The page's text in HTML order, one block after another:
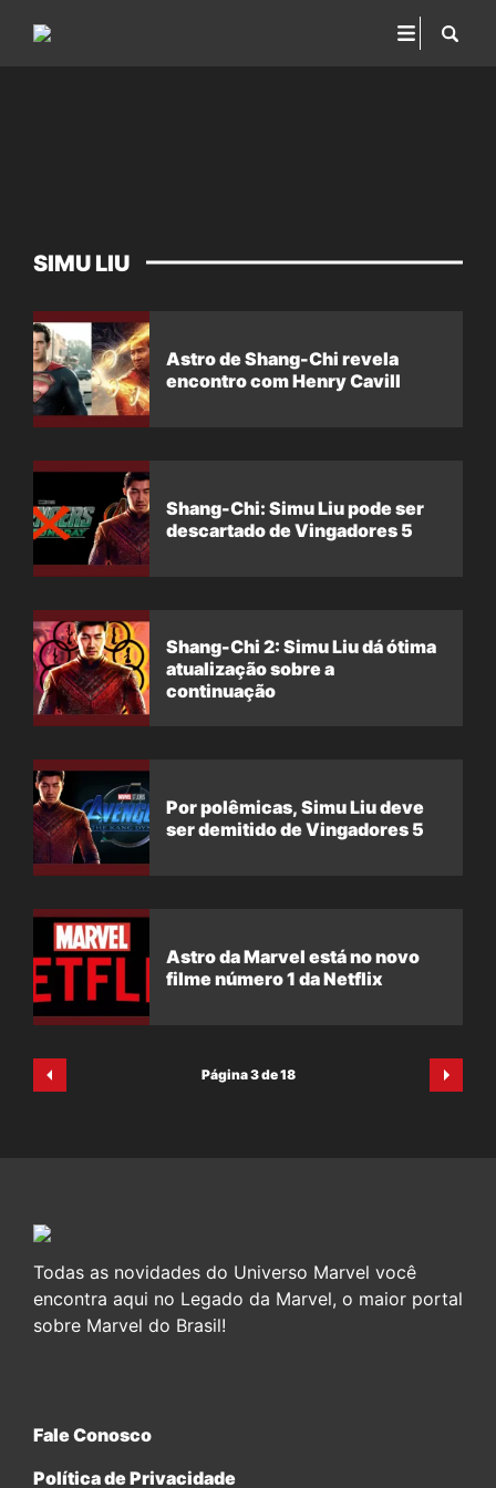
SIMU LIU
Astro de Shang-Chi revela
encontro com Henry Cavill
Shang-Chi: Simu Liu pode ser
descartado de Vingadores 5
Shang-Chi 2: Simu Liu dá ótima
atualização sobre a
continuação
Por polêmicas, Simu Liu deve
ser demitido de Vingadores 5
Astro da Marvel está no novo
filme número 1 da Netflix
Página 3 de 18
Todas as novidades do Universo Marvel você
encontra aqui no Legado da Marvel, o maior portal
sobre Marvel do Brasil!
Fale Conosco
Política de Privacidade